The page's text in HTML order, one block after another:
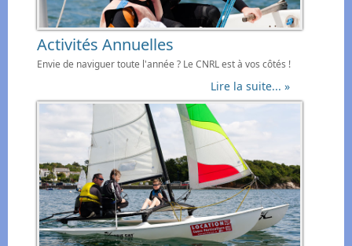
Activités Annuelles
Envie de naviguer toute l'année ? Le CNRL est à vos côtés !
Lire la suite... »